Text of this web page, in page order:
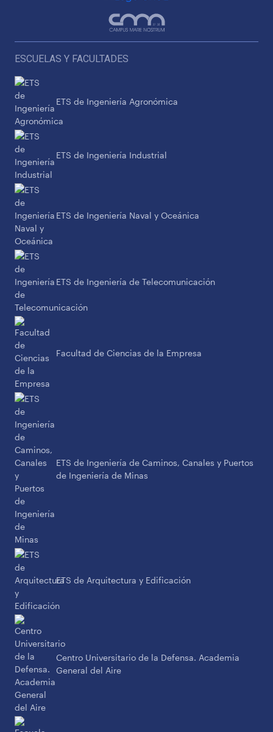
ESCUELAS Y FACULTADES
ETS de Ingeniería Agronómica
ETS de Ingeniería Industrial
ETS de Ingeniería Naval y Oceánica
ETS de Ingeniería de Telecomunicación
Facultad de Ciencias de la Empresa
ETS de Ingeniería de Caminos, Canales y Puertos
de Ingeniería de Minas
ETS de Arquitectura y Edificación
Centro Universitario de la Defensa. Academia
General del Aire